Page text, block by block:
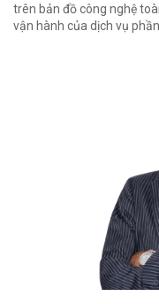
trên bản đồ công nghệ
vận hành của dịch vụ